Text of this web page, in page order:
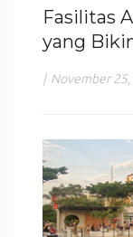
Fasilitas
yang
| November